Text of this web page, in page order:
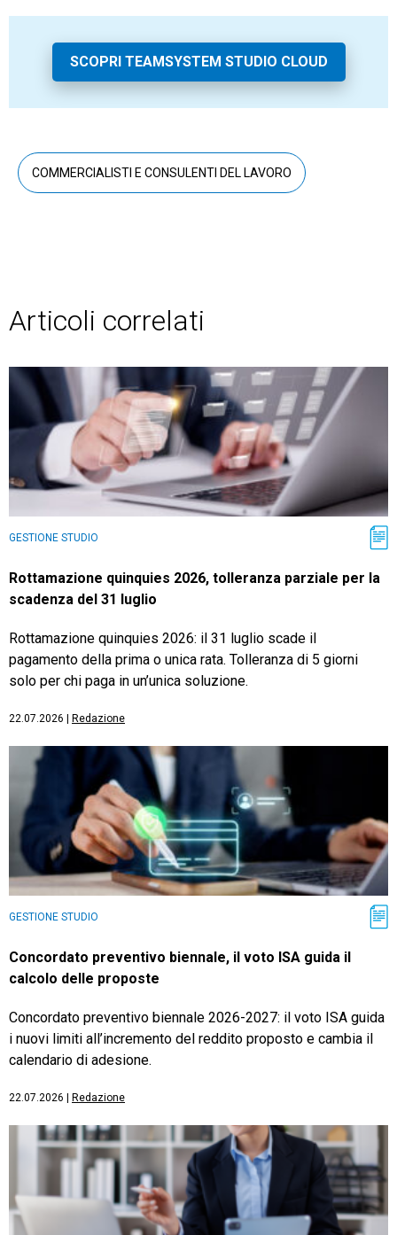
SCOPRI TEAMSYSTEM STUDIO CLOUD
COMMERCIALISTI E CONSULENTI DEL LAVORO
Articoli correlati
GESTIONE STUDIO
Rottamazione quinquies 2026, tolleranza parziale per la
scadenza del 31 luglio
Rottamazione quinquies 2026: il 31 luglio scade il
pagamento della prima o unica rata. Tolleranza di 5 giorni
solo per chi paga in un’unica soluzione.
22.07.2026 Redazione
GESTIONE STUDIO
Concordato preventivo biennale, il voto ISA guida il
calcolo delle proposte
Concordato preventivo biennale 2026-2027: il voto ISA guida
i nuovi limiti all’incremento del reddito proposto e cambia il
calendario di adesione.
22.07.2026 Redazione